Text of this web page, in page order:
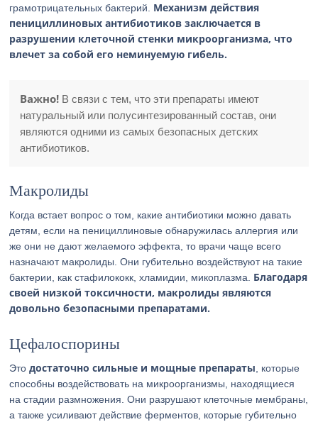
грамотрицательных бактерий. Механизм действия
пенициллиновых антибиотиков заключается в
разрушении клеточной стенки микроорганизма, что
влечет за собой его неминуемую гибель.
Важно! В связи с тем, что эти препараты имеют
натуральный или полусинтезированный состав, они
являются одними из самых безопасных детских
антибиотиков.
Макролиды
Когда встает вопрос о том, какие антибиотики можно давать
детям, если на пенициллиновые обнаружилась аллергия или
же они не дают желаемого эффекта, то врачи чаще всего
назначают макролиды. Они губительно воздействуют на такие
бактерии, как стафилококк, хламидии, микоплазма. Благодаря
своей низкой токсичности, макролиды являются
довольно безопасными препаратами.
Цефалоспорины
Этодостаточно сильные и мощные препараты , которые
способны воздействовать на микроорганизмы, находящиеся
на стадии размножения. Они разрушают клеточные мембраны,
а также усиливают действие ферментов, которые губительно